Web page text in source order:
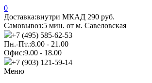
0
Доставка:внутри МКАД 290 руб.
Самовывоз:5 мин. от м. Савеловская
+7 (495) 585-62-53
Пн.-Пт.:8.00 - 21.00
Офис:9.00 - 18.00
+7 (903) 121-59-14
Меню